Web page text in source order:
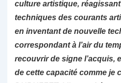
culture artistique,
techniques des courants
en inventant de nouvelle
correspondant à l’air du
recouvrir de signe l’acquis,
de cette capacité comme je